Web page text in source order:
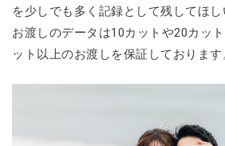
を少しでも多く記録として残してほ
お渡しのデータは10カットや20カッ
ット以上のお渡しを保証しております